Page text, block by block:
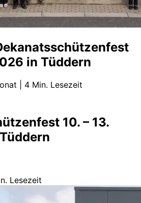
in Tüddern
4 Min. Lesezeit
10. – 13.
Lesezeit